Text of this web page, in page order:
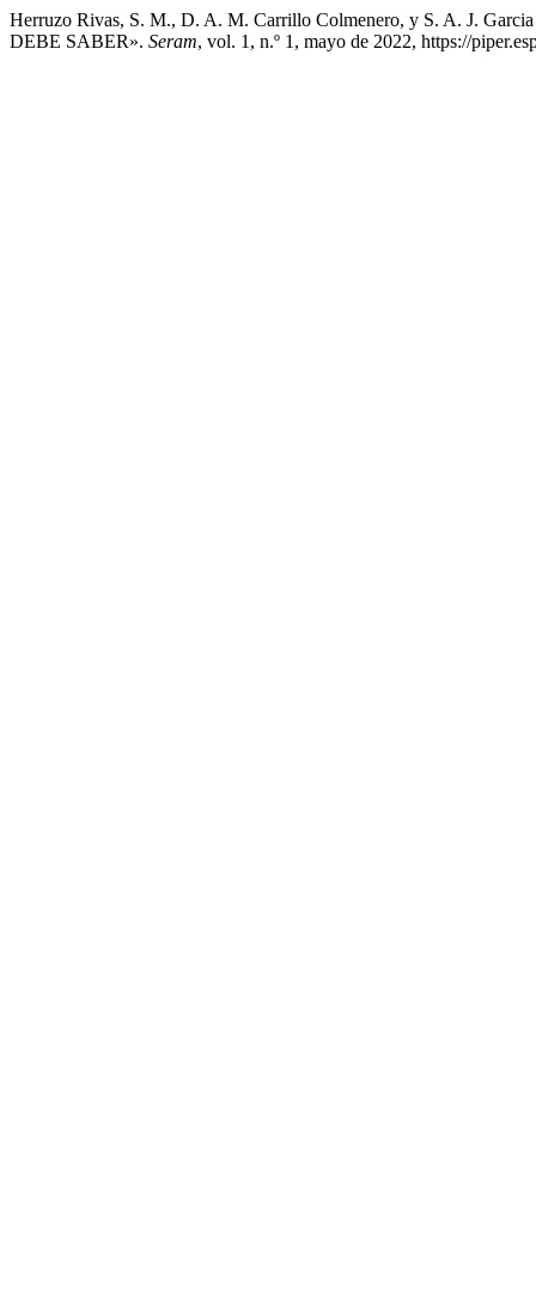
Herruzo Rivas, S. M., D. A. M. Carrillo Colmenero, y S. A. J.
DEBE SABER». Seram, vol. 1, n.º 1, mayo de 2022, https://